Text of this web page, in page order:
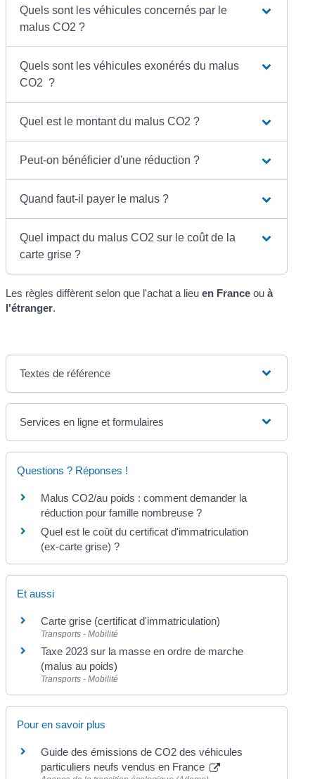
Quels sont les véhicules concernés par le
malus CO2 ?
Quels sont les véhicules exonérés du malus
CO2 ?
Quel est le montant du malus CO2 ?
Peut-on bénéficier d'une réduction ?
Quand faut-il payer le malus ?
Quel impact du malus CO2 sur le coût de la
carte grise ?
Les règles diffèrent selon que l'achat a lieuen France ouà
l'étranger.
Textes de référence
Services en ligne et formulaires
Questions ? Réponses !
Malus CO2/au poids : comment demander la
réduction pour famille nombreuse ?
Quel est le coût du certificat d'immatriculation
(ex-carte grise) ?
Et aussi
Carte grise (certificat d'immatriculation)
Transports - Mobilité
Taxe 2023 sur la masse en ordre de marche
(malus au poids)
Transports - Mobilité
Pour en savoir plus
Guide des émissions de CO2 des véhicules
particuliers neufs vendus en France